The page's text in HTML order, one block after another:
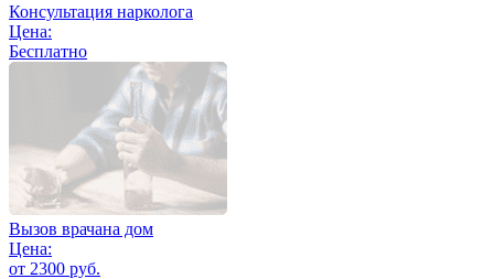
Консультация нарколога
Цена:
Бесплатно
Вызов врачана дом
Цена:
от 2300 руб.